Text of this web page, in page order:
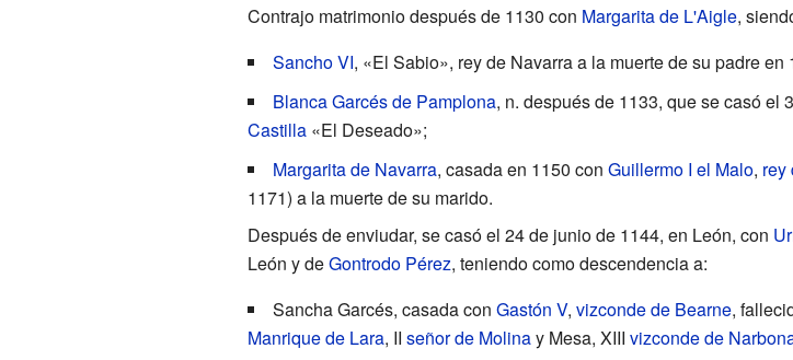
Contrajo matrimonio después de 1130 con Margarita de L'Aigle,
Sancho VI, «El Sabio», rey de Navarra a la muerte de su padre en
Blanca Garcés de Pamplona, n. después de 1133, que se casó el
Castilla«El Deseado»;
Margarita de Navarra, casada en 1150 con Guillermo I el Malo, rey
1171) a la muerte de su marido.
Después de enviudar, se casó el 24 de junio de 1144, en León, con
León y deGontrodo Pérez, teniendo como descendencia a:
Sancha Garcés, casada con Gastón V, vizconde de Bearne,
Manrique de Lara, II señor de Molinay Mesa, XIII vizconde de